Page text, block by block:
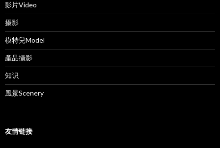
影片Video
摄影
模特兒Model
產品攝影
知识
風景Scenery
友情链接